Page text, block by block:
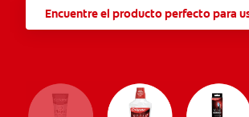
Encuentre el producto perfecto para